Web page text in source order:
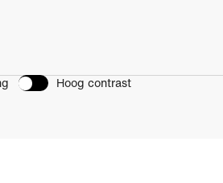
Hoog contrast